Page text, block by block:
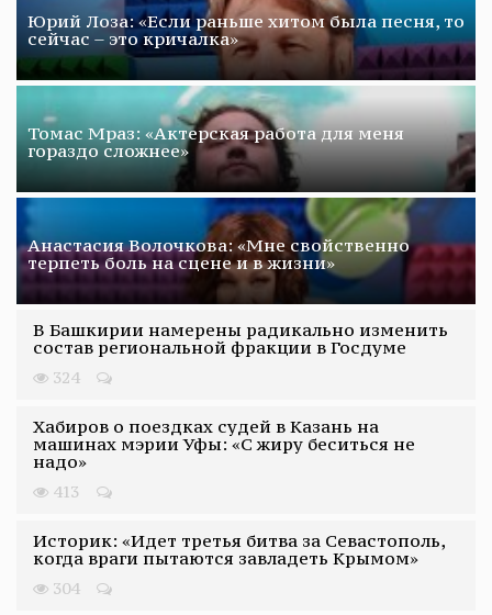
Юрий Лоза: «Если раньше хитом была песня, то
сейчас – это кричалка»
Томас Мраз: «Актерская работа для меня
гораздо сложнее»
Анастасия Волочкова: «Мне свойственно
терпеть боль на сцене и в жизни»
В Башкирии намерены радикально изменить
состав региональной фракции в Госдуме
324
Хабиров о поездках судей в Казань на
машинах мэрии Уфы: «С жиру беситься не
надо»
413
Историк: «Идет третья битва за Севастополь,
когда враги пытаются завладеть Крымом»
304